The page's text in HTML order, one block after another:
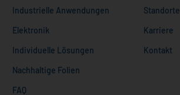
Industrielle Anwendungen
Elektronik
Individuelle Lösungen
Nachhaltige Folien
FAQ
Standorte
Karriere
Kontakt